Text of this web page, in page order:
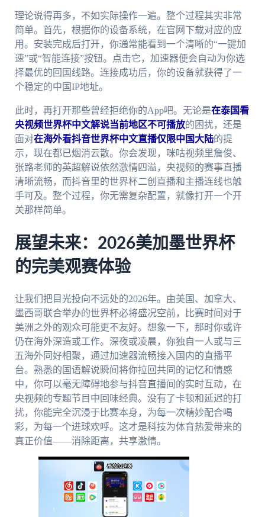
理论说得再多，不如实际操作一遍。整个过程其实非常
简单。首先，根据你的设备系统，在官网下载对应的应
用。安装完成后打开，你通常能看到一个清晰的“一键加
速”或“智能连接”按钮。点击它，加速器便会自动为你选
择最优的回国线路。连接成功后，你的设备就获得了一
个稳定的中国IP地址。
此时，再打开那些曾经拒绝你的App吧。无论是在泰国看
央视频世界杯中文解说当前地区不可播放的困扰，还是
面对在海外看抖音世界杯中文直播仅限中国大陆的提
示，现在都已烟消云散。你会发现，咪咕视频里詹俊、
张路老师的英超解说依然激情四溢，央视频的赛事直播
清晰流畅，而抖音里的世界杯二创直播和主播连线也触
手可及。整个过程，你无需复杂配置，就像打开一个开
关那样简单。
展望未来：2026美加墨世界杯
的完美观赛体验
让我们把目光投向不远处的2026年。由美国、加拿大、
墨西哥联合举办的世界杯必将盛况空前，比赛时间对于
美洲之外的观众可能更不友好。想象一下，那时你或许
仍在海外深造或工作。深夜或凌晨，你独自一人或与三
五海外同好相聚，通过加速器流畅接入国内的直播平
台。熟悉的国语解说瞬间将你拉回共同的记忆和情感
中，你可以毫无障碍地参与抖音直播间的实时互动，在
央视频的专题节目中回味经典。没有了卡顿和延迟的打
扰，你能完全沉浸于比赛本身，为每一次精妙配合喝
彩，为每一个进球欢呼。这才是科技为体育热爱带来的
真正价值——消除距离，共享激情。